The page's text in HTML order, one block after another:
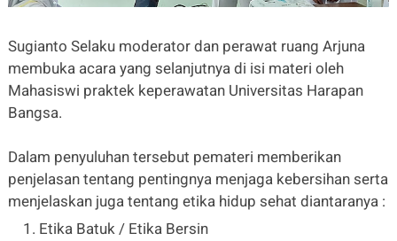
Sugianto Selaku moderator dan perawat ruang Arjuna
membuka acara yang selanjutnya di isi materi oleh
Mahasiswi praktek keperawatan Universitas Harapan
Bangsa.
Dalam penyuluhan tersebut pemateri memberikan
penjelasan tentang pentingnya menjaga kebersihan serta
menjelaskan juga tentang etika hidup sehat diantaranya :
Etika Batuk / Etika Bersin